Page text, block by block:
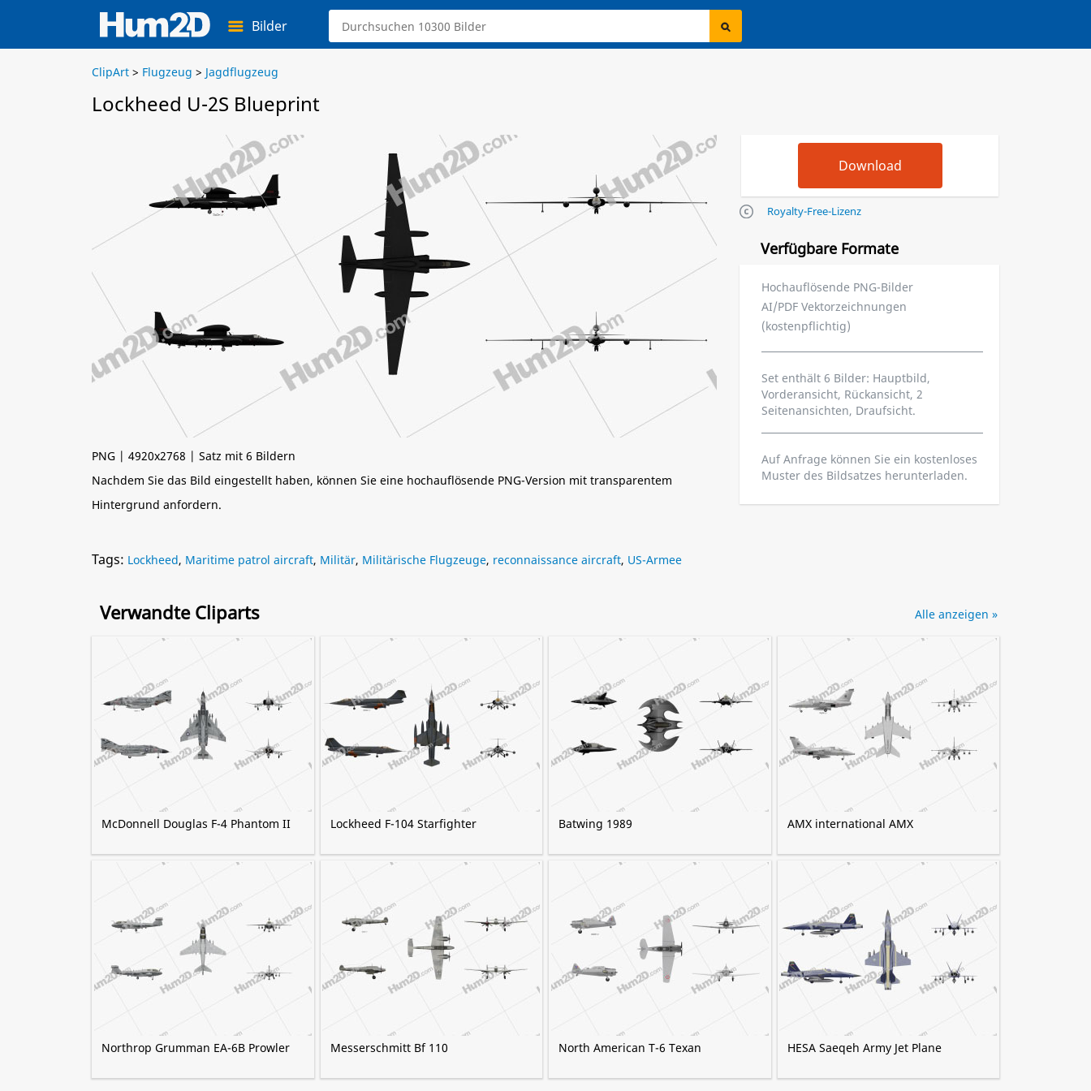
Bilder
ClipArt > Flugzeug > Jagdflugzeug
Lockheed U-2S Blueprint
PNG | 4920x2768 | Satz mit 6 Bildern
Nachdem Sie das Bild eingestellt haben, können Sie eine hochauflösende PNG-Version mit transparentem
Hintergrund anfordern.
Royalty-Free-Lizenz
Verfügbare Formate
Hochauflösende PNG-Bilder
AI/PDF Vektorzeichnungen
(kostenpflichtig)
Set enthält 6 Bilder: Hauptbild,
Vorderansicht, Rückansicht, 2
Seitenansichten, Draufsicht.
Auf Anfrage können Sie ein kostenloses
Muster des Bildsatzes herunterladen.
Tags: Lockheed, Maritime patrol aircraft, Militär, Militärische Flugzeuge, reconnaissance aircraft, US-Armee
Verwandte Cliparts
McDonnell Douglas F-4 Phantom II Lockheed F-104 Starfighter Batwing 1989 AMX international AMX
Northrop Grumman EA-6B Prowler Messerschmitt Bf 110 North American T-6 Texan HESA Saeqeh Army Jet Plane
Alle anzeigen »